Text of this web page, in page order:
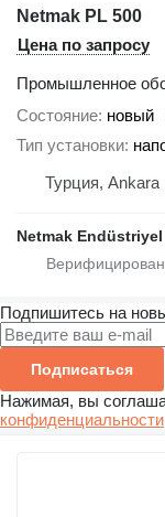
Netmak PL 500
Цена по запросу
Промышленное
Состояние новый
Тип установки
Турция, Ankara
Подпишитесь на
Подписаться
Нажимая, вы
конфиденциальности